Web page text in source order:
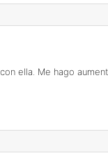
ella. Me hago